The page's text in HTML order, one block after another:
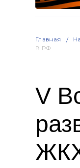
Главная
В РФ
V